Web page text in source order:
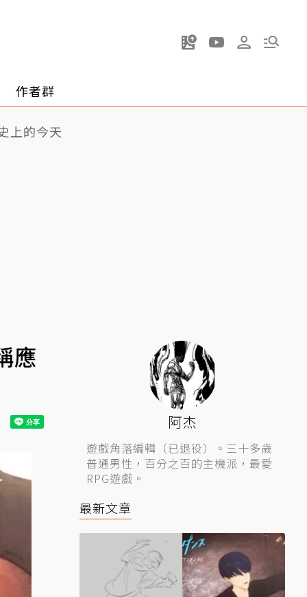
作者群
上的今天
應
阿杰
遊戲角落編輯（已退役）。三十多歲
普通男性，百分之百的主機派，最愛
RPG遊戲。
最新文章